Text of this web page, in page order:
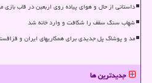
داستانی از حال و هوای پیاده روی اربعین در قاب بازی
شهاب سنگ سقف را شکافت و وارد خانه شد
مد و پوشاک پل جدیدی برای همکاریهای ایران و
جدیدترین ها